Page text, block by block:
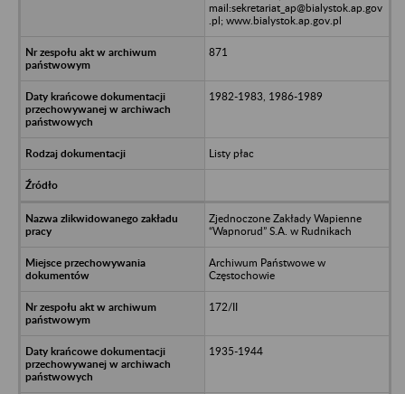
mail:sekretariat_ap@bialystok.ap.gov
.pl; www.bialystok.ap.gov.pl
871
1982-1983, 1986-1989
Listy płac
Zjednoczone Zakłady Wapienne
“Wapnorud” S.A. w Rudnikach
Archiwum Państwowe w
Częstochowie
172/II
1935-1944